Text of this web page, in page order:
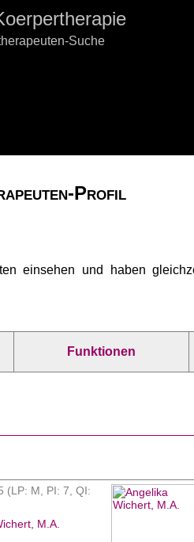
Suche
Profil
einsehen und haben
Funktionen
(LP: M, PI: 7 QI:
M.A.